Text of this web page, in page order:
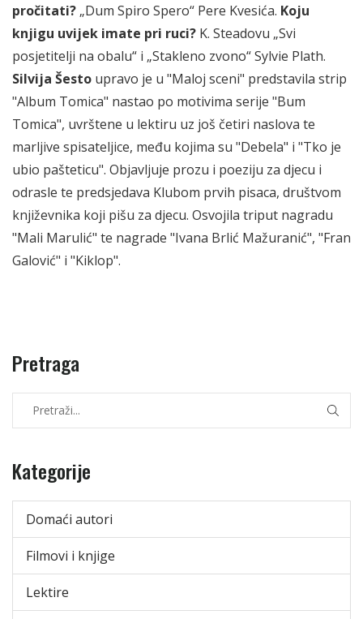
pročitati? „Dum Spiro Spero“ Pere Kvesića. Koju
knjigu uvijek imate pri ruci? K. Steadovu „Svi
posjetitelji na obalu“ i „Stakleno zvono“ Sylvie Plath.
Silvija Šesto upravo je u "Maloj sceni" predstavila strip
"Album Tomica" nastao po motivima serije "Bum
Tomica", uvrštene u lektiru uz još četiri naslova te
marljive spisateljice, među kojima su "Debela" i "Tko je
ubio pašteticu". Objavljuje prozu i poeziju za djecu i
odrasle te predsjedava Klubom prvih pisaca, društvom
književnika koji pišu za djecu. Osvojila triput nagradu
"Mali Marulić" te nagrade "Ivana Brlić Mažuranić", "Fran
Galović" i "Kiklop".
Pretraga
Kategorije
Domaći autori
Filmovi i knjige
Lektire